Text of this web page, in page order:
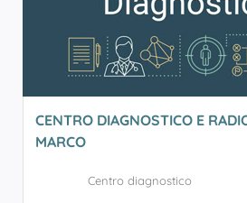
CENTRO DIAGNOSTICO E
MARCO
Centro diagnostico